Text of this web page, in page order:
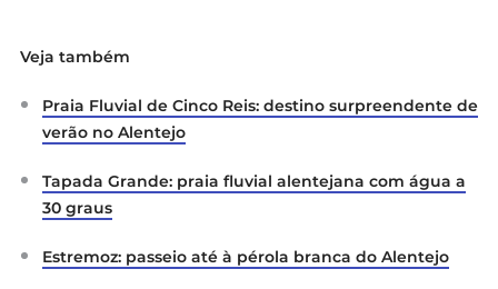
Veja também
Praia Fluvial de Cinco Reis: destino surpreendente de
verão no Alentejo
Tapada Grande: praia fluvial alentejana com água a
30 graus
Estremoz: passeio até à pérola branca do Alentejo